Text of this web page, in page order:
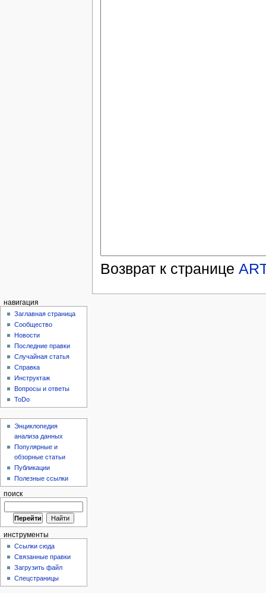
Возврат к странице
навигация
Заглавная страница
Сообщество
Новости
Последние правки
Случайная статья
Справка
Инструктаж
Вопросы и ответы
ToDo
Энциклопедия
анализа данных
Популярные и
обзорные статьи
Публикации
Полезные ссылки
поиск
инструменты
Ссылки сюда
Связанные правки
Загрузить файл
Спецстраницы